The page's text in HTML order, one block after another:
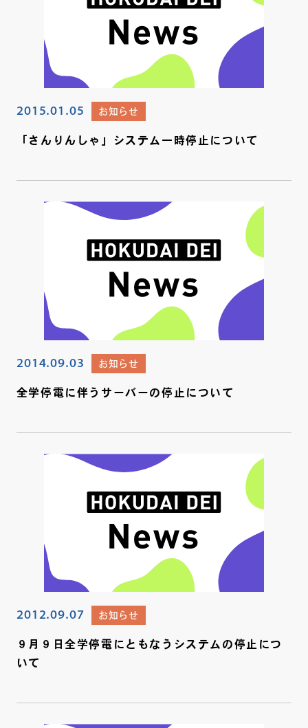
2015.01.05 お知らせ
「さんりんしゃ」システム一時停止について
2014.09.03 お知らせ
全学停電に伴うサーバーの停止について
2012.09.07 お知らせ
９月９日全学停電にともなうシステムの停止につ
いて